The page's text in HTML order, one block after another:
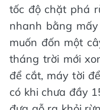
tốc độ chặt phá
nhanh bằng
muốn đốn một
tháng trời mới
để cắt, máy tời
có khi chưa đầy